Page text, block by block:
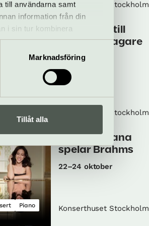
till användarna samt
information från din
i sin tur kombinera
har använt deras tjänster.
Marknadsföring
Tillåt alla
Konserthuset Stockholm
Romanser till
nobelpristagare
13 oktober
Konserthuset Stockholm
Piano
Beatrice Rana
spelar Brahms
22–24 oktober
Konserthuset Stockholm